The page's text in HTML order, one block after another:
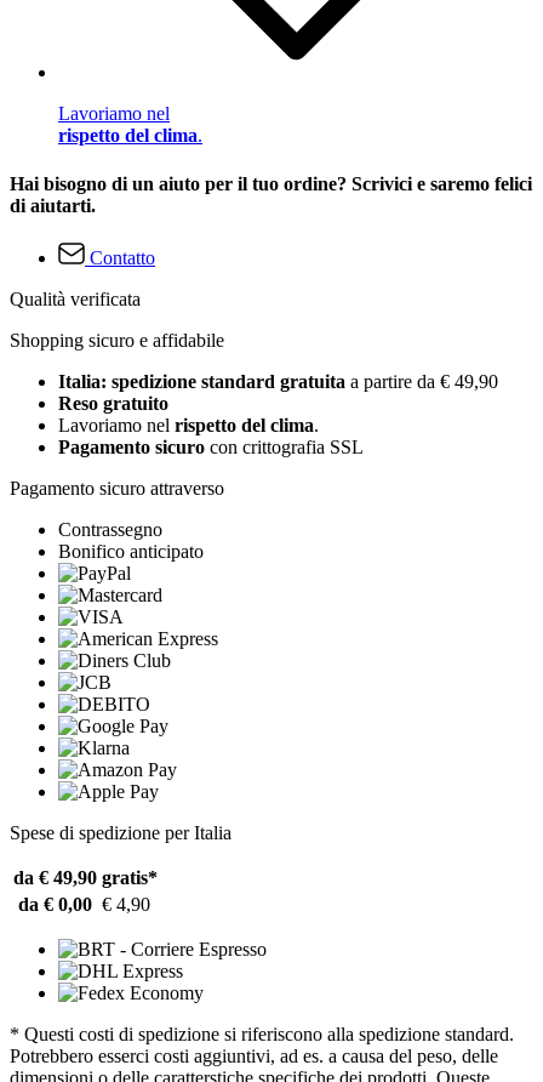
Lavoriamo nel
rispetto del clima.
Hai bisogno di un aiuto per il tuo ordine? Scrivici e saremo felici
di aiutarti.
Contatto
Qualità verificata
Shopping sicuro e affidabile
Italia: spedizione standard gratuita a partire da € 49,90
Reso gratuito
Lavoriamo nel rispetto del clima.
Pagamento sicuro con crittografia SSL
Pagamento sicuro attraverso
Contrassegno
Bonifico anticipato
Spese di spedizione per Italia
da € 49,90 gratis*
da € 0,00 € 4,90
* Questi costi di spedizione si riferiscono alla spedizione standard.
Potrebbero esserci costi aggiuntivi, ad es. a causa del peso, delle
dimensioni o delle caratterstiche specifiche dei prodotti. Queste